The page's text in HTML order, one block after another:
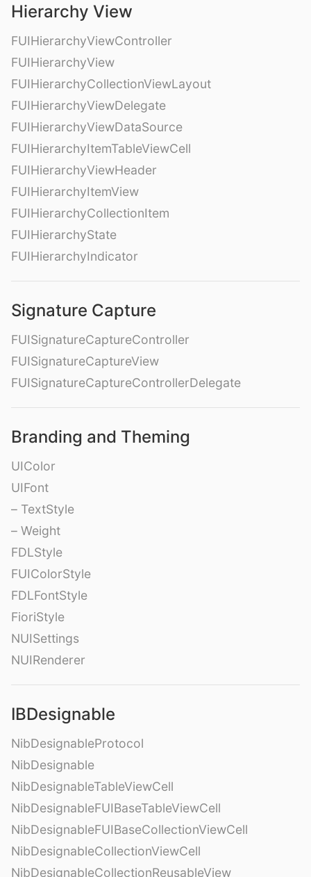
Hierarchy View
FUIHierarchyViewController
FUIHierarchyView
FUIHierarchyCollectionViewLayout
FUIHierarchyViewDelegate
FUIHierarchyViewDataSource
FUIHierarchyItemTableViewCell
FUIHierarchyViewHeader
FUIHierarchyItemView
FUIHierarchyCollectionItem
FUIHierarchyState
FUIHierarchyIndicator
Signature Capture
FUISignatureCaptureController
FUISignatureCaptureView
FUISignatureCaptureControllerDelegate
Branding and Theming
UIColor
UIFont
– TextStyle
– Weight
FDLStyle
FUIColorStyle
FDLFontStyle
FioriStyle
NUISettings
NUIRenderer
IBDesignable
NibDesignableProtocol
NibDesignable
NibDesignableTableViewCell
NibDesignableFUIBaseTableViewCell
NibDesignableFUIBaseCollectionViewCell
NibDesignableCollectionViewCell
NibDesignableCollectionReusableView